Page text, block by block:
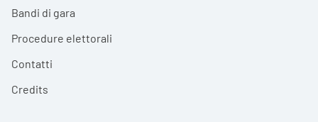
Bandi di gara
Procedure elettorali
Contatti
Credits